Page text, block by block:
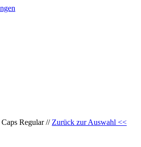
Regular // Zurück zur Auswahl <<